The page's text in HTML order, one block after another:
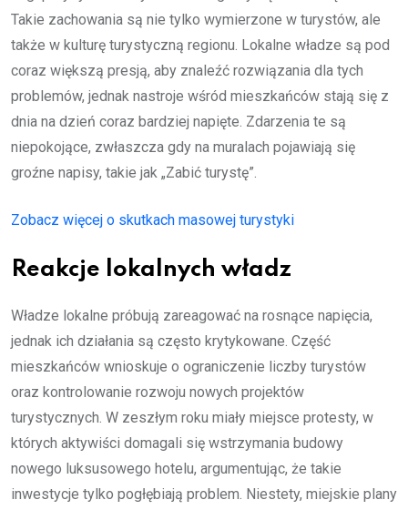
Takie zachowania są nie tylko wymierzone w turystów, ale
także w kulturę turystyczną regionu. Lokalne władze są pod
coraz większą presją, aby znaleźć rozwiązania dla tych
problemów, jednak nastroje wśród mieszkańców stają się z
dnia na dzień coraz bardziej napięte. Zdarzenia te są
niepokojące, zwłaszcza gdy na muralach pojawiają się
groźne napisy, takie jak „Zabić turystę”.
Zobacz więcej o skutkach masowej turystyki
Reakcje lokalnych władz
Władze lokalne próbują zareagować na rosnące napięcia,
jednak ich działania są często krytykowane. Część
mieszkańców wnioskuje o ograniczenie liczby turystów
oraz kontrolowanie rozwoju nowych projektów
turystycznych. W zeszłym roku miały miejsce protesty, w
których aktywiści domagali się wstrzymania budowy
nowego luksusowego hotelu, argumentując, że takie
inwestycje tylko pogłębiają problem. Niestety, miejskie plany